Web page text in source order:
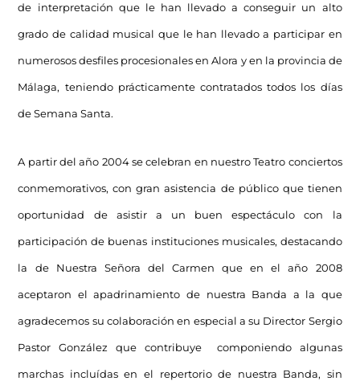
de interpretación que le han llevado a conseguir un alto
grado de calidad musical que le han llevado a participar en
numerosos desfiles procesionales en Alora y en la provincia de
Málaga, teniendo prácticamente contratados todos los días
de Semana Santa.
A partir del año 2004 se celebran en nuestro Teatro conciertos
conmemorativos, con gran asistencia de público que tienen
oportunidad de asistir a un buen espectáculo con la
participación de buenas instituciones musicales, destacando
la de Nuestra Señora del Carmen que en el año 2008
aceptaron el apadrinamiento de nuestra Banda a la que
agradecemos su colaboración en especial a su Director Sergio
Pastor González que contribuye componiendo algunas
marchas incluídas en el repertorio de nuestra Banda, sin